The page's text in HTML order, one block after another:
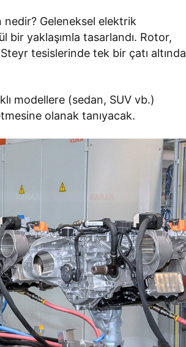
nedir? Geleneksel elektrik
bir yaklaşımla tasarlandı. Rotor,
tesislerinde tek bir çatı altında
modellere (sedan, SUV vb.)
olanak tanıyacak.